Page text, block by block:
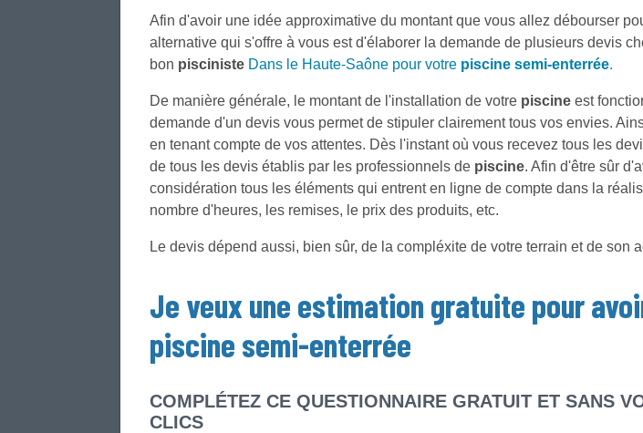
Afin d'avoir une idée approximative du montant que vous allez débourser
alternative qui s'offre à vous est d'élaborer la demande de plusieurs devis
bon pisciniste Dans le Haute-Saône pour votre piscine semi-enterrée.
De manière générale, le montant de l'installation de votre piscine est
demande d'un devis vous permet de stipuler clairement tous vos envies.
en tenant compte de vos attentes. Dès l'instant où vous recevez tous les
de tous les devis établis par les professionnels de piscine. Afin d'être sûr
considération tous les éléments qui entrent en ligne de compte dans la
nombre d'heures, les remises, le prix des produits, etc.
Le devis dépend aussi, bien sûr, de la compléxite de votre terrain et de son
Je veux une estimation gratuite pour
piscine semi-enterrée
COMPLÉTEZ CE QUESTIONNAIRE GRATUIT ET SANS
CLICS